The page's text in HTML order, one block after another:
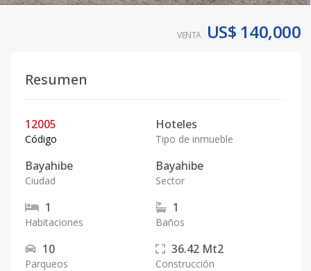
VENTA US$ 140,000
Resumen
12005
Código
Hoteles
Tipo de inmueble
Bayahibe
Ciudad
Bayahibe
Sector
1
Habitaciones
1
Baños
10
Parqueos
36.42 Mt2
Construcción